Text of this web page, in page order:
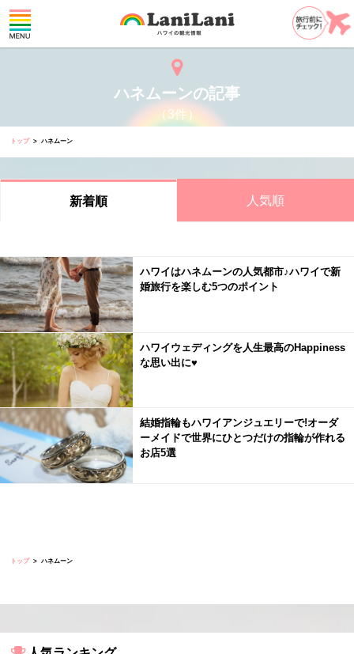
ハネムーンの記事
（3件）
トップ ハネムーン
新着順 人気順
ハワイはハネムーンの人気都市♪ハワイで新
婚旅行を楽しむ5つのポイント
ハワイウェディングを人生最高のHappiness
な思い出に♥
結婚指輪もハワイアンジュエリーで!オーダ
ーメイドで世界にひとつだけの指輪が作れる
お店5選
トップ ハネムーン